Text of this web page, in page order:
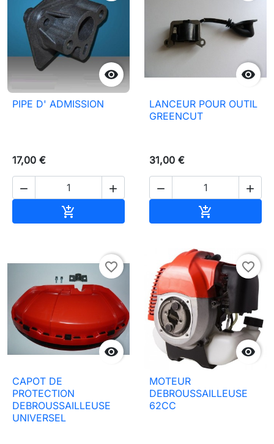

PIPE D' ADMISSION
17,00 €
 


LANCEUR POUR OUTIL
GREENCUT
31,00 €
 


favorite_border
CAPOT DE
PROTECTION
DEBROUSSAILLEUSE
UNIVERSEL

favorite_border
MOTEUR
DEBROUSSAILLEUSE
62CC